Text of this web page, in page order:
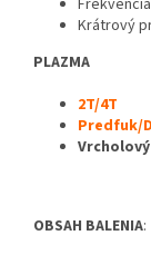
Krátrový
PLAZMA
2T/4T
Predfuk/
OBSAH BALENIA: